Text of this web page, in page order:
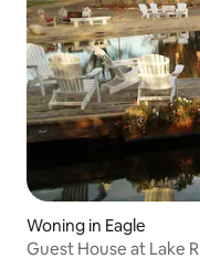
Woning in Eagle
Guest House at Lake